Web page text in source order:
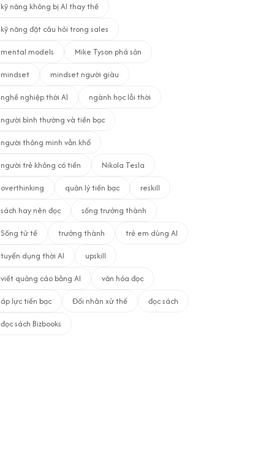
kỹ năng không bị AI thay thế
kỹ năng đặt câu hỏi trong sales
mental models
Mike Tyson phá sản
mindset
mindset người giàu
nghề nghiệp thời AI
ngành học lỗi thời
người bình thường và tiền bạc
người thông minh vẫn khổ
người trẻ không có tiền
Nikola Tesla
overthinking
quản lý tiền bạc
reskill
sách hay nên đọc
sống trưởng thành
Sống tử tế
trưởng thành
trẻ em dùng AI
tuyển dụng thời AI
upskill
viết quảng cáo bằng AI
văn hóa đọc
áp lực tiền bạc
Đối nhân xử thế
đọc sách
đọc sách Bizbooks